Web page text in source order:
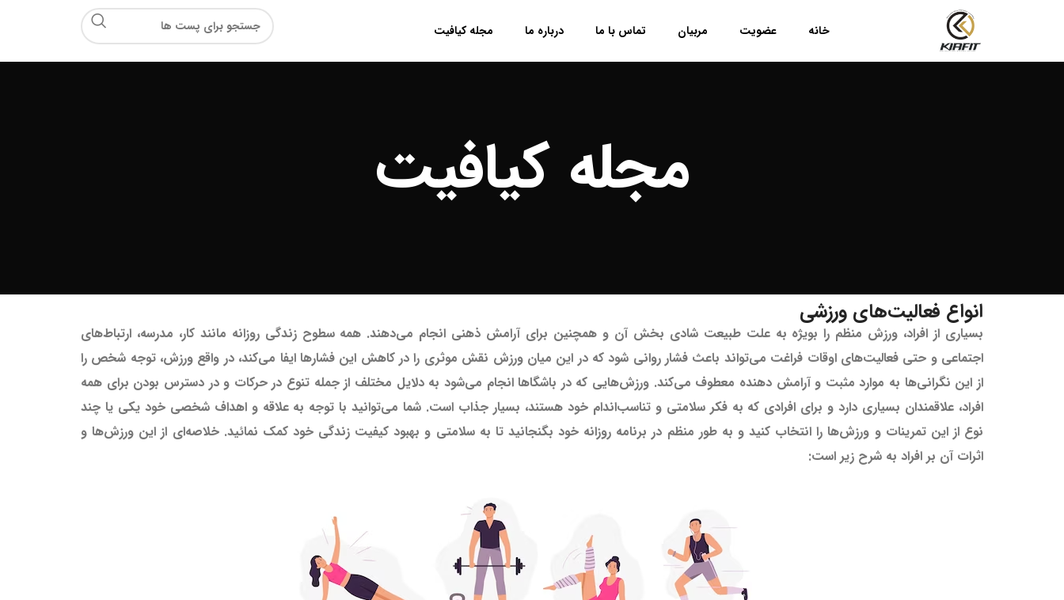
خانه عضویت مربیان تماس با ما درباره ما مجله کیافیت
مجله کیافیت
انواع فعالیت‌های ورزشی
بسیاری از افراد، ورزش منظم را بویژه به علت طبیعت شادی بخش آن و همچنین برای آرامش ذهنی انجام می‌دهند. همه سطوح زندگی روزانه مانند کار، مدرسه، ارتباط‌های
اجتماعی و حتی فعالیت‌های اوقات فراغت می‌تواند باعث فشار روانی شود که در این میان ورزش نقش موثری را در کاهش این فشارها ایفا می‌کند، در واقع ورزش، توجه شخص را
از این نگرانی‌ها به موارد مثبت و آرامش دهنده معطوف می‌کند. ورزش‌هایی که در باشگاها انجام می‌شود به دلایل مختلف از جمله تنوع در حرکات و در دسترس بودن برای همه
افراد، علاقمندان بسیاری دارد و برای افرادی که به فکر سلامتی و تناسب‌اندام خود هستند، بسیار جذاب است. شما می‌توانید با توجه به علاقه و اهداف شخصی خود یکی یا چند
نوع از این تمرینات و ورزش‌ها را انتخاب کنید و به طور منظم در برنامه روزانه خود بگنجانید تا به سلامتی و بهبود کیفیت زندگی خود کمک نمائید. خلاصه‌ای از این ورزش‌ها و
اثرات آن بر افراد به شرح زیر است: